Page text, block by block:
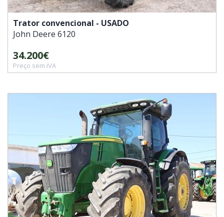
Trator convencional - USADO
John Deere 6120
34.200€
Preço sem IVA